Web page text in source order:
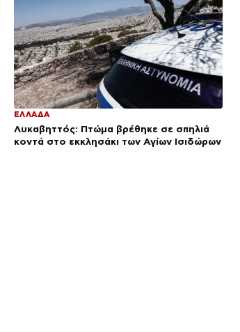
ΕΛΛΑΔΑ
Λυκαβηττός: Πτώμα βρέθηκε σε σπηλιά
κοντά στο εκκλησάκι των Αγίων Ισιδώρων